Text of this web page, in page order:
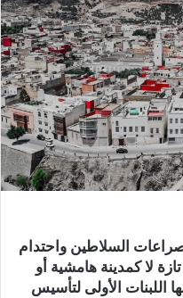
السلاطين واحتدام
لا كمدينة هامشية أو
الأولى لتأسيس